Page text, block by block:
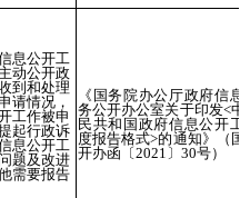
息公开工
动公开政
到和处理
请情况，
工作被申
起行政诉
息公开工
题及改进
需要报告
《国务院办公厅政府信息
务公开办公室关于印发<中
民共和国政府信息公开工
度报告格式>的通知》（国
开办函〔2021〕30号）